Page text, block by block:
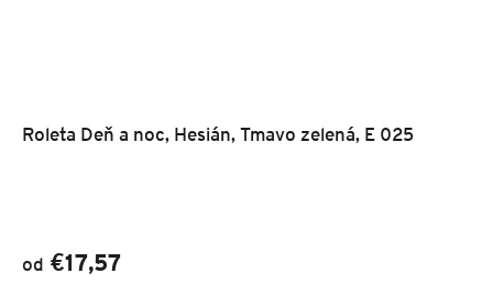
Roleta Deň a noc, Hesián, Tmavo zelená, E 025
od €17,57